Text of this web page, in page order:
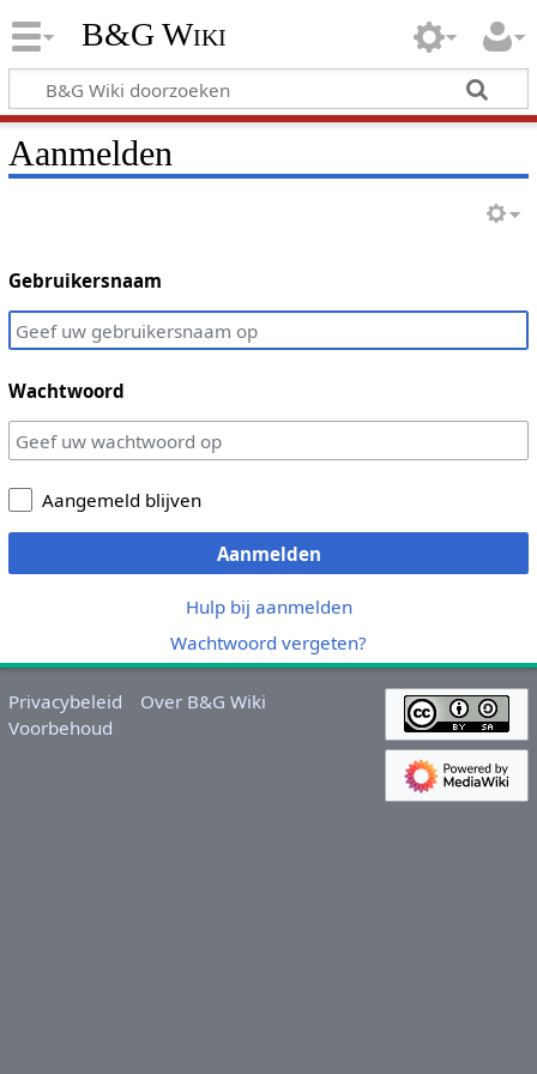
B&G Wiki
Aanmelden
Gebruikersnaam
Wachtwoord
Aangemeld blijven
Aanmelden
Hulp bij aanmelden
Wachtwoord vergeten?
Privacybeleid
Over B&G Wiki
Voorbehoud